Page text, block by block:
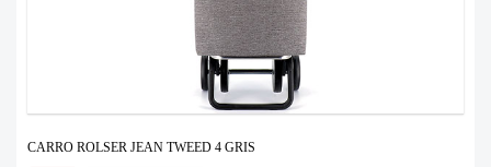
CARRO ROLSER JEAN TWEED 4 GRIS